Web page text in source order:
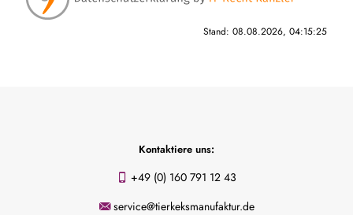
Stand: 08.08.2026, 04:15:25
Kontaktiere uns:
+49 (0) 160 791 12 43
service@tierkeksmanufaktur.de